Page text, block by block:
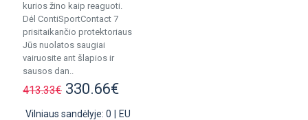
kurios žino kaip reaguoti.
Dėl ContiSportContact 7
prisitaikančio protektoriaus
Jūs nuolatos saugiai
vairuosite ant šlapios ir
sausos dan..
413.33€ 330.66€
Vilniaus sandėlyje: 0
EU